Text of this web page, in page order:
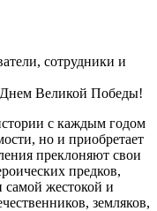
сотрудники и
Днем Великой Победы!
с каждым годом
но и приобретает
преклоняют свои
предков,
жестокой и
земляков,